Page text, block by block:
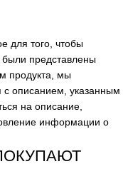
для того, чтобы
представлены
продукта, мы
с описанием, указанным
на описание,
информации о